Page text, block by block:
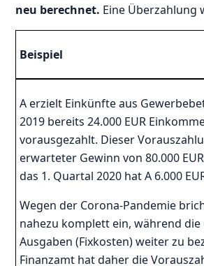
neu berechnet. Eine Überzahlung
Beispiel
A erzielt Einkünfte aus
2019 bereits 24.000 EUR
vorausgezahlt. Dieser
erwarteter Gewinn von 80.000
das 1. Quartal 2020 hat A 6.000
Wegen der Corona-Pandemie
nahezu komplett ein, während
Ausgaben (Fixkosten) weiter zu
Finanzamt hat daher die